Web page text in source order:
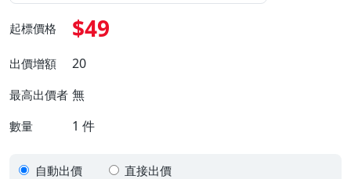
起標價格 $49
出價增額 20
最高出價者 無
數量 1 件
自動出價 直接出價